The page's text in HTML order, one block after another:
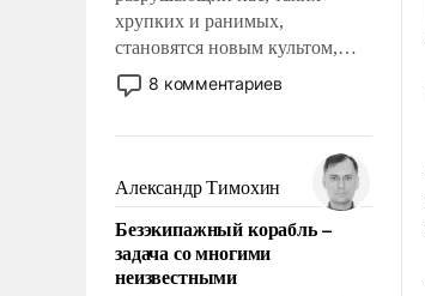
хрупких и ранимых,
становятся новым культом,
постепенно вытесняя и
отменяя традиционное
мужественным и твердым под
ударами судьбы, брать на себя
ответственность, помогать
слабым, идти вперед и
адаптироваться.
8 комментариев
Александр Тимохин
Безэкипажный корабль –
задача со многими
неизвестными